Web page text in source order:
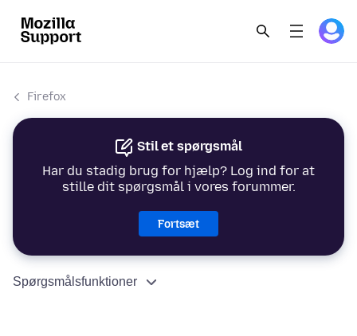
Firefox
Stil et spørgsmål
Har du stadig brug for hjælp? Log ind for at
stille dit spørgsmål i vores forummer.
Fortsæt
Spørgsmålsfunktioner